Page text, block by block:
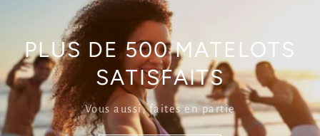
PLUS DE 500 MATELOTS
SATISFAITS
Vous aussi, faites en partie